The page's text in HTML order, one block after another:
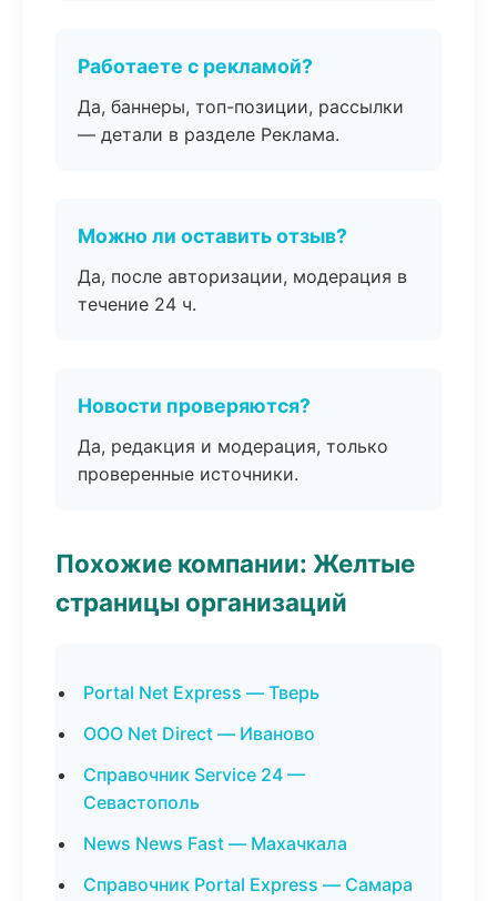
Работаете с рекламой?
Да, баннеры, топ-позиции, рассылки
— детали в разделе Реклама.
Можно ли оставить отзыв?
Да, после авторизации, модерация в
течение 24 ч.
Новости проверяются?
Да, редакция и модерация, только
проверенные источники.
Похожие компании: Желтые
страницы организаций
Portal Net Express — Тверь
ООО Net Direct — Иваново
Справочник Service 24 —
Севастополь
News News Fast — Махачкала
Справочник Portal Express — Самара